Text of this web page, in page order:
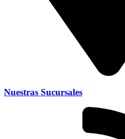
Nuestras Sucursales